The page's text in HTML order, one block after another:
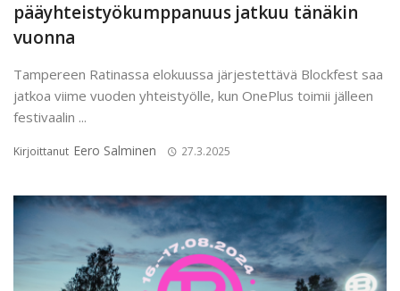
pääyhteistyökumppanuus jatkuu tänäkin
vuonna
Tampereen Ratinassa elokuussa järjestettävä Blockfest saa
jatkoa viime vuoden yhteistyölle, kun OnePlus toimii jälleen
festivaalin ...
Kirjoittanut Eero Salminen 27.3.2025